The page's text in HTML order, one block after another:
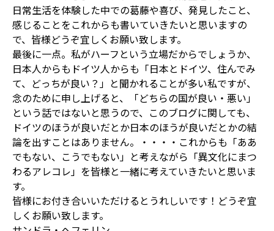
日常生活を体験した中での葛藤や喜び、発見したこと、
感じることをこれからも書いていきたいと思いますの
で、皆様どうぞ宜しくお願い致します。
最後に一点。私がハーフという立場だからでしょうか、
日本人からもドイツ人からも「日本とドイツ、住んでみ
て、どっちが良い？」と聞かれることが多い私ですが、
念のために申し上げると、「どちらの国が良い・悪い」
という話ではないと思うので、このブログに関しても、
ドイツのほうが良いだとか日本のほうが良いだとかの結
論を出すことはありません。・・・・これからも「ああ
でもない、こうでもない」と考えながら「異文化にまつ
わるアレコレ」を皆様と一緒に考えていきたいと思いま
す。
皆様にお付き合いいただけるとうれしいです！どうぞ宜
しくお願い致します。